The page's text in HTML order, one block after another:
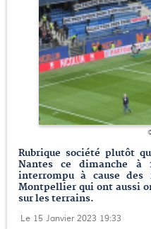
Rubrique société plutôt
Nantes ce dimanche à
interrompu à cause des
Montpellier qui ont aussi
sur les terrains.
Le 15 Janvier 2023 19:33